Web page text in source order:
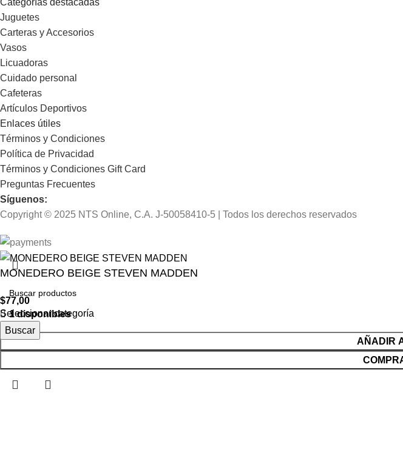
Juguetes
Carteras y Accesorios
Vasos
Licuadoras
Cuidado personal
Cafeteras
Artículos Deportivos
Enlaces útiles
Términos y Condiciones
Política de Privacidad
Términos y Condiciones Gift Card
Preguntas Frecuentes
Síguenos:
Copyright © 2025 NTS Online, C.A. J-50058410-5 | Todos los derechos reservados
Seleccionar categoría
Buscar
MONEDERO BEIGE STEVEN MADDEN
$77,00
1 disponibles
AÑADIR